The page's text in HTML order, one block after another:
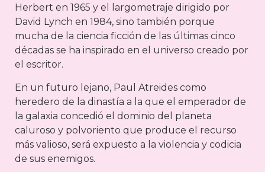
Herbert en 1965 y el largometraje dirigido por
David Lynch en 1984, sino también porque
mucha de la ciencia ficción de las últimas cinco
décadas se ha inspirado en el universo creado por
el escritor.
En un futuro lejano, Paul Atreides como
heredero de la dinastía a la que el emperador de
la galaxia concedió el dominio del planeta
caluroso y polvoriento que produce el recurso
más valioso, será expuesto a la violencia y codicia
de sus enemigos.